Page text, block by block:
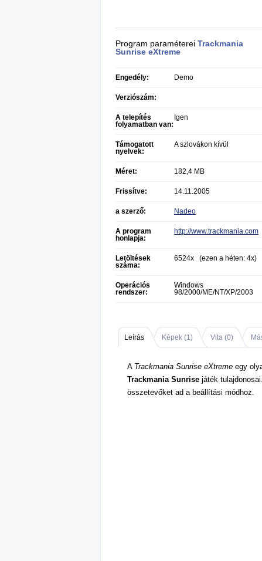
Program paraméterei Trackmania
Sunrise eXtreme
Engedély: Demo
Verziószám:
A telepítés
folyamatban van:
Igen
Támogatott
nyelvek:
A szlovákon kívül
Méret: 182,4 MB
Frissítve: 14.11.2005
a szerző: Nadeo
A program
honlapja:
http://www.trackmania.com
Letöltések
száma:
6524x (ezen a héten: 4x)
Operációs
rendszer:
Windows
98/2000/ME/NT/XP/2003
Leírás Képek (1) Vita (0)
A Trackmania Sunrise eXtreme egy
Trackmania Sunrise játék
összetevőket ad a beállítási módhoz.